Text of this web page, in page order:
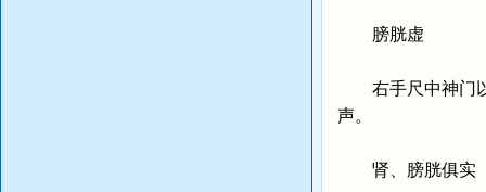
膀胱虚
右手尺中神门以
声。
肾、膀胱俱实